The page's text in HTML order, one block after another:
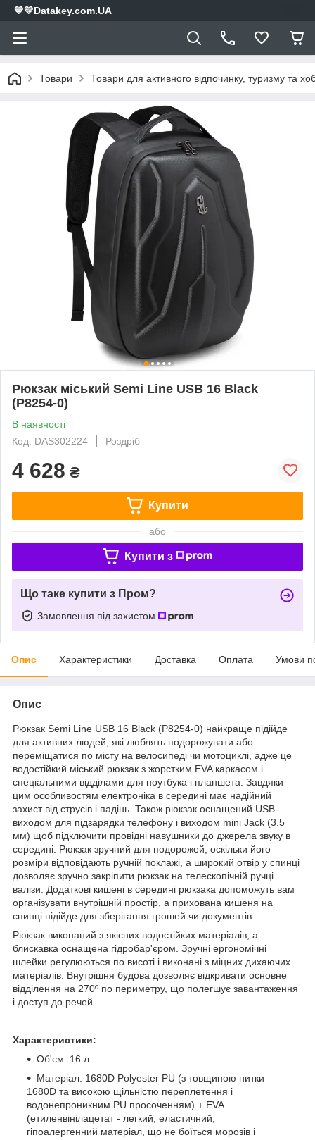
💙💛Datakey.com.UA
Товари Товари для активного відпочинку, туризму та
Рюкзак міський Semi Line USB 16 Black
(P8254-0)
В наявності
Код: DAS302224
Роздріб
4 628 ₴
Купити
або
Купити з
Що таке купити з Пром?
Замовлення під захистом
Опис Характеристики Доставка Оплата Умови
Опис
Рюкзак Semi Line USB 16 Black (P8254-0) найкраще підійде
для активних людей, які люблять подорожувати або
переміщатися по місту на велосипеді чи мотоциклі, адже це
водостійкий міський рюкзак з жорстким EVA каркасом і
спеціальними відділами для ноутбука і планшета. Завдяки
цим особливостям електроніка в середині має надійний
захист від струсів і падінь. Також рюкзак оснащений USB-
виходом для підзарядки телефону і виходом mini Jack (3.5
мм) щоб підключити провідні навушники до джерела звуку в
середині. Рюкзак зручний для подорожей, оскільки його
розміри відповідають ручній поклажі, а широкий отвір у спинці
дозволяє зручно закріпити рюкзак на телескопічній ручці
валізи. Додаткові кишені в середині рюкзака допоможуть вам
організувати внутрішній простір, а прихована кишеня на
спинці підійде для зберігання грошей чи документів.
Рюкзак виконаний з якісних водостійких матеріалів, а
блискавка оснащена гідробар'єром. Зручні ергономічні
шлейки регулюються по висоті і виконані з міцних дихаючих
матеріалів. Внутрішня будова дозволяє відкривати основне
відділення на 270º по периметру, що полегшує завантаження
і доступ до речей.
Характеристики:
Об'єм: 16 л
Матеріал: 1680D Polyester PU (з товщиною нитки
1680D та високою щільністю переплетення і
водонепроникним PU просоченням) + EVA
(етиленвінілацетат - легкий, еластичний,
гіпоалергенний матеріал, що не боїться морозів і